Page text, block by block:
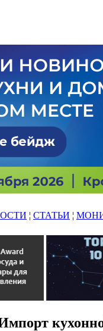
¦ СТАТЬИ ¦